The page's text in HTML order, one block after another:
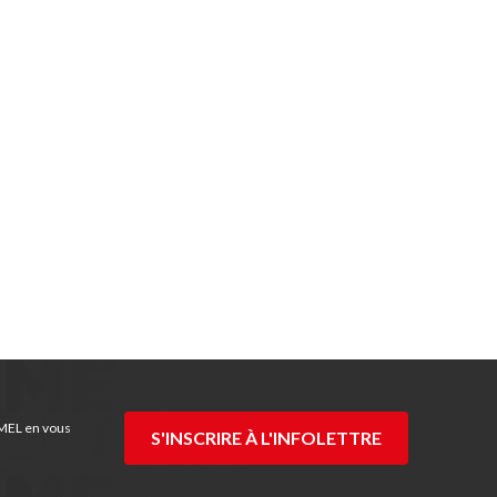
en vous
S'INSCRIRE À L'INFOLETTRE